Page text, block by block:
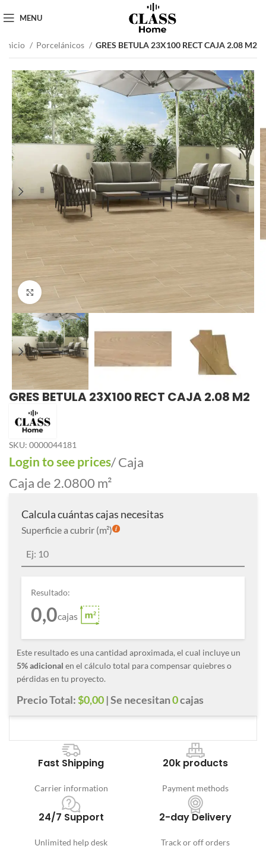
MENU
Inicio Porcelánicos GRES BETULA 23X100 RECT CAJA 2.08 M2
Click to enlarge
GRES BETULA 23X100 RECT CAJA 2.08 M2
SKU: 0000044181
Login to see prices/ Caja
Caja de 2.0800 m²
Calcula cuántas cajas necesitas
Superficie a cubrir (m²)
Resultado:
0,0cajas
Este resultado es una cantidad aproximada, el cual incluye un
5% adicional en el cálculo total para compensar quiebres o
pérdidas en tu proyecto.
Precio Total:$0,00| Se necesitan0cajas
Fast Shipping
Carrier information
20k products
Payment methods
24/7 Support
Unlimited help desk
2-day Delivery
Track or off orders